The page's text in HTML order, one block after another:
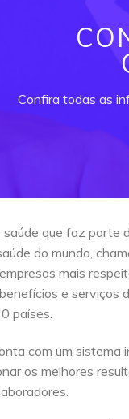
Confira todas as
que faz parte
do mundo,
mais
e serviços
países.
com um sistema
os melhores